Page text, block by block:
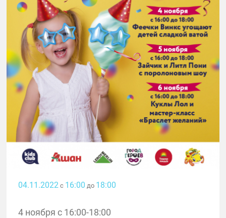
04.11.2022 с 16:00 до 18:00
4 ноября с 16:00-18:00